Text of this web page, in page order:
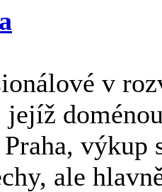
v
jejíž
výkup
ale